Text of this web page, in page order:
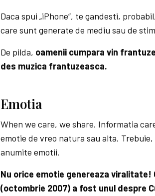
Daca spui „iPhone“, te gandesti,
care sunt generate de mediu sau de
De pilda, oamenii cumpara vin
des muzica frantuzeasca.
Emotia
When we care, we share. Informatia
emotie de vreo natura sau alta.
anumite emotii.
Nu orice emotie genereaza viralitate!
(octombrie 2007) a fost unul despre